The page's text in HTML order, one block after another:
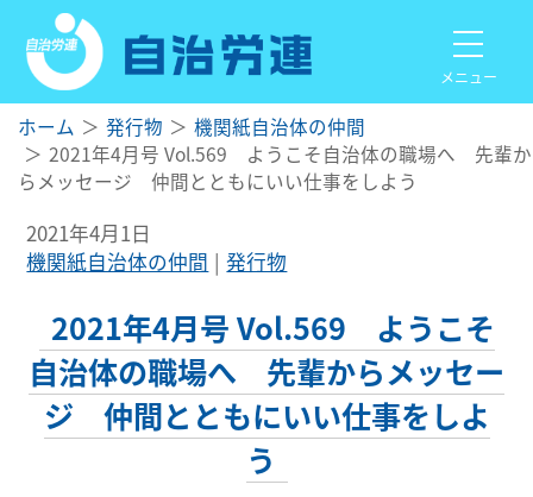
メニュー
ホーム 発行物
機関紙自治体の仲間
2021年4月号 Vol.569 ようこそ自治体の職場へ 先輩か
らメッセージ 仲間とともにいい仕事をしよう
2021年4月1日
機関紙自治体の仲間
発行物
2021年4月号 Vol.569 ようこそ
自治体の職場へ 先輩からメッセー
ジ 仲間とともにいい仕事をしよ
う